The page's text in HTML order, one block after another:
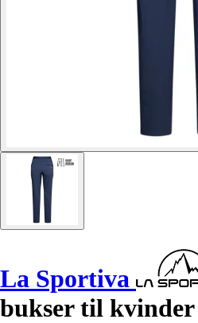
La Sportiva
bukser til